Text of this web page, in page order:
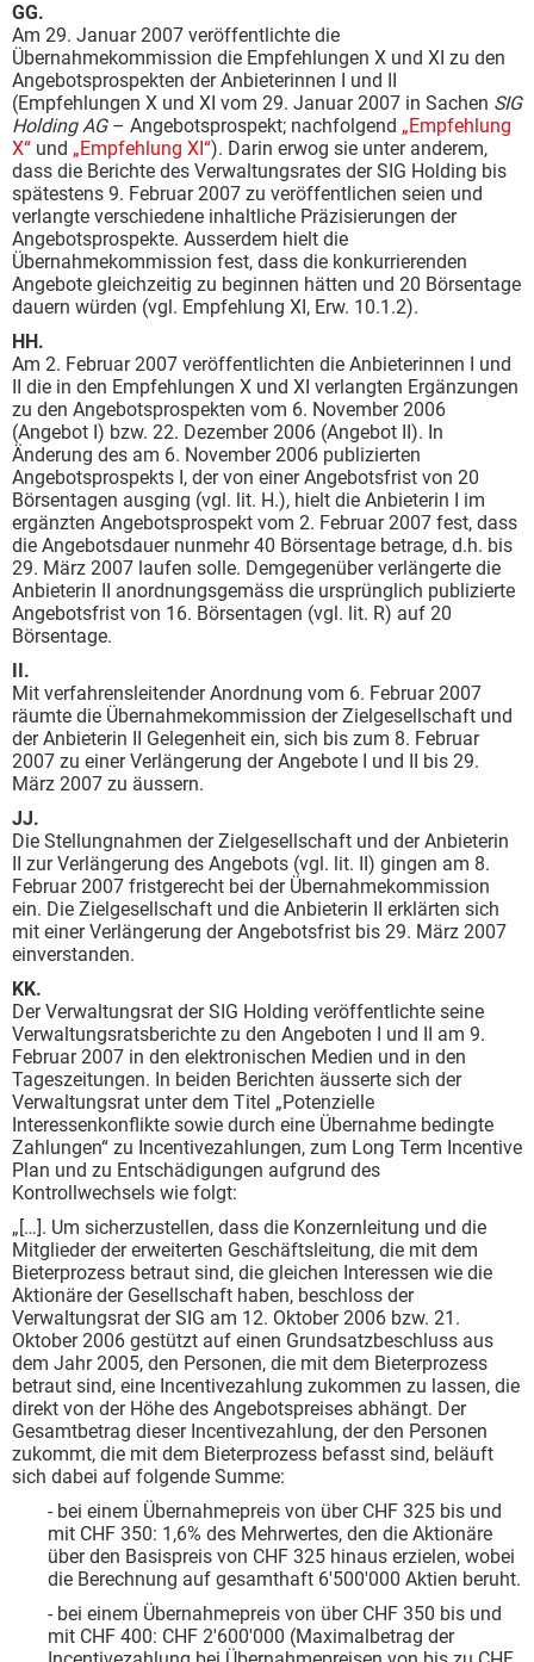
GG.
Am 29. Januar 2007 veröffentlichte die
Übernahmekommission die Empfehlungen X und XI zu den
Angebotsprospekten der Anbieterinnen I und II
(Empfehlungen X und XI vom 29. Januar 2007 in Sachen SIG
Holding AG– Angebotsprospekt; nachfolgend „Empfehlung
X“ und „Empfehlung XI“). Darin erwog sie unter anderem,
dass die Berichte des Verwaltungsrates der SIG Holding bis
spätestens 9. Februar 2007 zu veröffentlichen seien und
verlangte verschiedene inhaltliche Präzisierungen der
Angebotsprospekte. Ausserdem hielt die
Übernahmekommission fest, dass die konkurrierenden
Angebote gleichzeitig zu beginnen hätten und 20 Börsentage
dauern würden (vgl. Empfehlung XI, Erw. 10.1.2).
HH.
Am 2. Februar 2007 veröffentlichten die Anbieterinnen I und
II die in den Empfehlungen X und XI verlangten Ergänzungen
zu den Angebotsprospekten vom 6. November 2006
(Angebot I) bzw. 22. Dezember 2006 (Angebot II). In
Änderung des am 6. November 2006 publizierten
Angebotsprospekts I, der von einer Angebotsfrist von 20
Börsentagen ausging (vgl. lit. H.), hielt die Anbieterin I im
ergänzten Angebotsprospekt vom 2. Februar 2007 fest, dass
die Angebotsdauer nunmehr 40 Börsentage betrage, d.h. bis
29. März 2007 laufen solle. Demgegenüber verlängerte die
Anbieterin II anordnungsgemäss die ursprünglich publizierte
Angebotsfrist von 16. Börsentagen (vgl. lit. R) auf 20
Börsentage.
II.
Mit verfahrensleitender Anordnung vom 6. Februar 2007
räumte die Übernahmekommission der Zielgesellschaft und
der Anbieterin II Gelegenheit ein, sich bis zum 8. Februar
2007 zu einer Verlängerung der Angebote I und II bis 29.
März 2007 zu äussern.
JJ.
Die Stellungnahmen der Zielgesellschaft und der Anbieterin
II zur Verlängerung des Angebots (vgl. lit. II) gingen am 8.
Februar 2007 fristgerecht bei der Übernahmekommission
ein. Die Zielgesellschaft und die Anbieterin II erklärten sich
mit einer Verlängerung der Angebotsfrist bis 29. März 2007
einverstanden.
KK.
Der Verwaltungsrat der SIG Holding veröffentlichte seine
Verwaltungsratsberichte zu den Angeboten I und II am 9.
Februar 2007 in den elektronischen Medien und in den
Tageszeitungen. In beiden Berichten äusserte sich der
Verwaltungsrat unter dem Titel „Potenzielle
Interessenkonflikte sowie durch eine Übernahme bedingte
Zahlungen“ zu Incentivezahlungen, zum Long Term Incentive
Plan und zu Entschädigungen aufgrund des
Kontrollwechsels wie folgt:
„[…]. Um sicherzustellen, dass die Konzernleitung und die
Mitglieder der erweiterten Geschäftsleitung, die mit dem
Bieterprozess betraut sind, die gleichen Interessen wie die
Aktionäre der Gesellschaft haben, beschloss der
Verwaltungsrat der SIG am 12. Oktober 2006 bzw. 21.
Oktober 2006 gestützt auf einen Grundsatzbeschluss aus
dem Jahr 2005, den Personen, die mit dem Bieterprozess
betraut sind, eine Incentivezahlung zukommen zu lassen, die
direkt von der Höhe des Angebotspreises abhängt. Der
Gesamtbetrag dieser Incentivezahlung, der den Personen
zukommt, die mit dem Bieterprozess befasst sind, beläuft
sich dabei auf folgende Summe:
- bei einem Übernahmepreis von über CHF 325 bis und
mit CHF 350: 1,6% des Mehrwertes, den die Aktionäre
über den Basispreis von CHF 325 hinaus erzielen, wobei
die Berechnung auf gesamthaft 6'500'000 Aktien beruht.
- bei einem Übernahmepreis von über CHF 350 bis und
mit CHF 400: CHF 2'600'000 (Maximalbetrag der